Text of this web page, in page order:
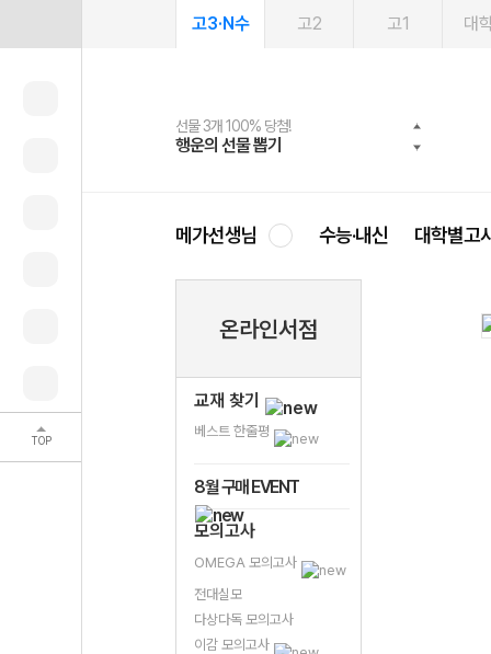
TOP
고3·N수 고2 고1 대
선물 3개 100% 당첨!
행운의 선물 뽑기
선물 100% 증정!
메가스터디 X 올리브
여름방학 스터디 캐시백
메가런 썸머스쿨
2027 러셀 단과
강사 공개선발
스마트러닝앱
설문 EVENT
메가패스
3일 무료 체험권
메가패스 수강생 무료혜택!
메가클럽 멤버십
사회공헌 캠페인
희망이룸 메가나눔
메가선생님 수능·내신 대학별고
온라인서점
교재 찾기
베스트 한줄평
8월 구매 EVENT
모의고사
OMEGA 모의고사
전대실모
다상다독 모의고사
이감 모의고사